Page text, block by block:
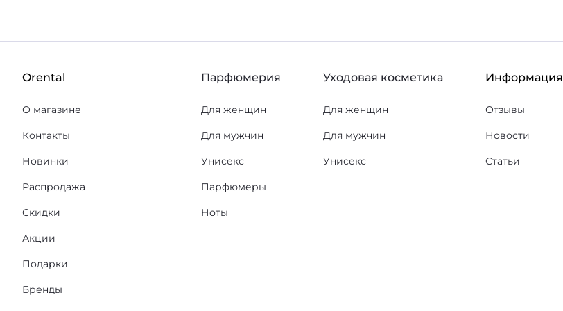
Orental
О магазине
Контакты
Новинки
Распродажа
Скидки
Акции
Подарки
Бренды
Парфюмерия
Для женщин
Для мужчин
Унисекс
Парфюмеры
Ноты
Уходовая косметика
Для женщин
Для мужчин
Унисекс
Информация
Отзывы
Новости
Статьи